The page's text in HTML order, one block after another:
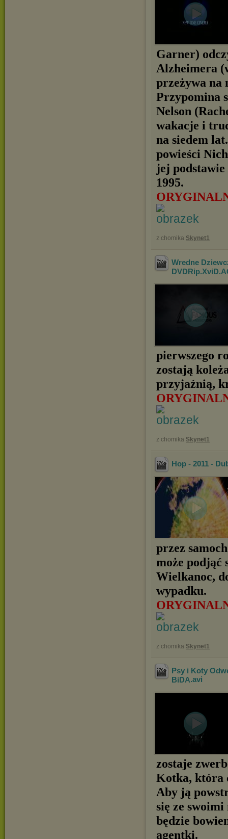
Garner)
Alzheimera
przeżywa na
Przypomina
Nelson
wakacje i
na siedem
powieści
jej
1995.
z chomika Skynet1
Wredne
pierwszego
zostają
przyjaźnią,
z chomika Skynet1
Hop - 2011 -
przez
może podjąć
Wielkanoc,
wypadku.
z chomika Skynet1
Psy i Koty
BiDA.avi
zostaje
Kotka, która
Aby ją
się ze
będzie
agentki.